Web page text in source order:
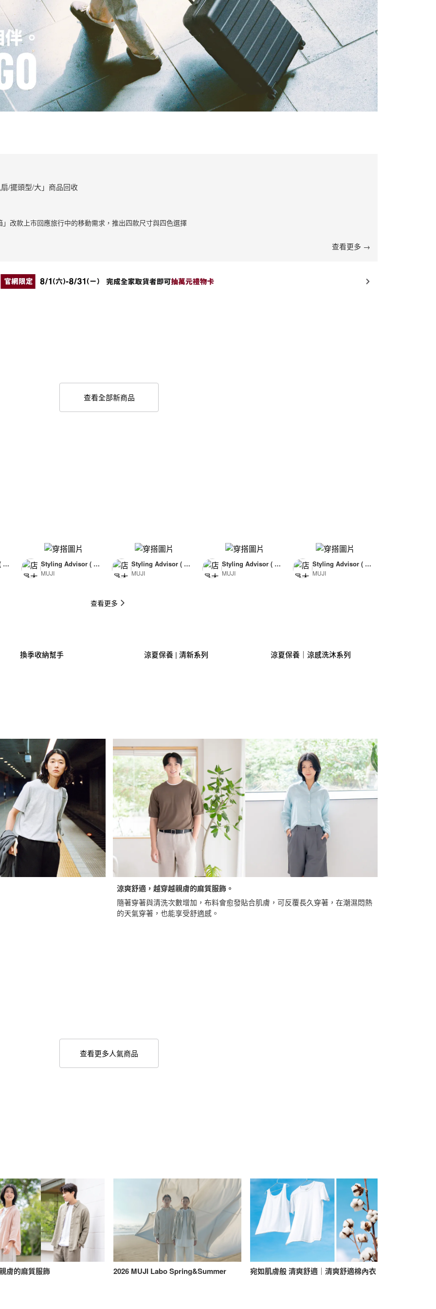
/擺頭型/大」商品回收
改款上市回應旅行中的移動需求，推出四款尺寸與四色選擇
查看更多 →
查看全部新商品
查看更多
F
Styling Advisor ( F
or Man )
MUJI
Styling Advisor ( F
or Man )
MUJI
Styling Advisor ( F
or Woman )
MUJI
Styling Advisor ( F
or Man )
MUJI
換季收納幫手 涼夏保養 | 清新系列 涼夏保養｜涼感洗沐系列
涼爽舒適，越穿越親膚的麻質服飾。
隨著穿著與清洗次數增加，布料會愈發貼合肌膚，可反覆長久穿著，在潮濕悶熱
的天氣穿著，也能享受舒適感。
查看更多人氣商品
膚的麻質服飾 2026 MUJI Labo Spring&Summer 宛如肌膚般 清爽舒適｜清爽舒適棉內衣